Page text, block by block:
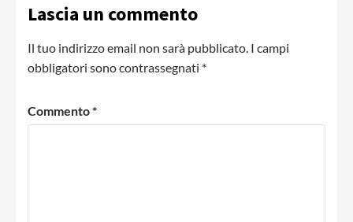
Lascia un commento
Il tuo indirizzo email non sarà pubblicato. I campi
obbligatori sono contrassegnati *
Commento*